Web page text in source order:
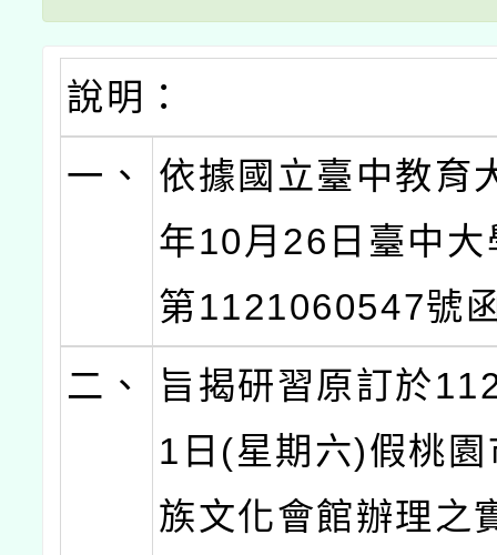
說明：
一、
依據國立臺中教育
年10月26日臺中大
第1121060547號
二、
旨揭研習原訂於
1日(星期六)假桃
族文化會館辦理之